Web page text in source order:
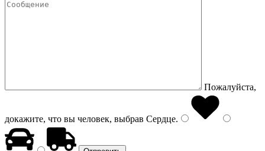
Пожалуйста,
докажите, что вы человек, выбрав Сердце.